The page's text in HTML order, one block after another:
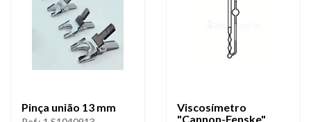
Pinça união 13 mm
Viscosímetro
"Cannon-Fenske"